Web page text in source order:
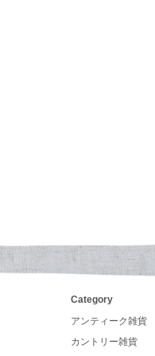
Category
アンティーク雑貨
カントリー雑貨